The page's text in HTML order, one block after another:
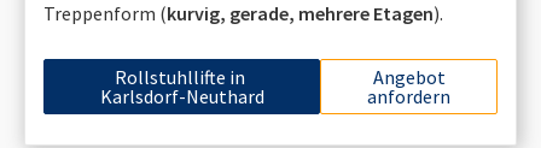
Treppenform (kurvig, gerade, mehrere Etagen).
Rollstuhllifte in
Karlsdorf-Neuthard
Angebot
anfordern